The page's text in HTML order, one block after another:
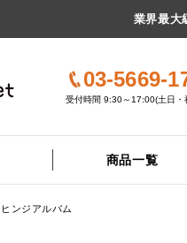
業界最大
03-5669-
受付時間 9:30～17:00(土日・
商品一覧
ヒンジアルバム